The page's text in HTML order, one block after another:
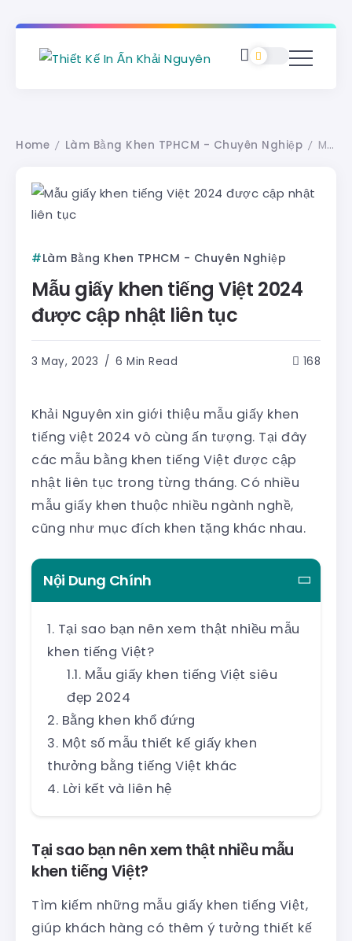
Home / Làm Bằng Khen TPHCM - Chuyên Nghiệp / Mẫu giấy khen tiếng Việt 2024 được cập nhật liên tục
Làm Bằng Khen TPHCM - Chuyên Nghiệp
Mẫu giấy khen tiếng Việt 2024
được cập nhật liên tục
3 May, 2023 6 Min Read 168
Khải Nguyên xin giới thiệu mẫu giấy khen
tiếng việt 2024 vô cùng ấn tượng. Tại đây
các mẫu bằng khen tiếng Việt được cập
nhật liên tục trong từng tháng. Có nhiều
mẫu giấy khen thuộc nhiều ngành nghề,
cũng như mục đích khen tặng khác nhau.
Nội Dung Chính
Tại sao bạn nên xem thật nhiều mẫu
khen tiếng Việt?
Mẫu giấy khen tiếng Việt siêu
đẹp 2024
Bằng khen khổ đứng
Một số mẫu thiết kế giấy khen
thưởng bằng tiếng Việt khác
Lời kết và liên hệ
Tại sao bạn nên xem thật nhiều mẫu
khen tiếng Việt?
Tìm kiếm những mẫu giấy khen tiếng Việt,
giúp khách hàng có thêm ý tưởng thiết kế